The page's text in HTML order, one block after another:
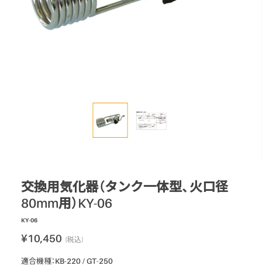
工作キット
ロードマーキング
交換用気化器（タンク一体型、火口径
80mm用）KY-06
KY-06
¥10,450 (税込)
適合機種：KB-220 / GT-250